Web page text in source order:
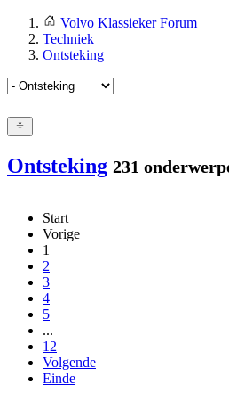
Volvo Klassieker Forum
Techniek
Ontsteking
Ontsteking 231
Start
Vorige
1
2
3
4
5
...
12
Volgende
Einde